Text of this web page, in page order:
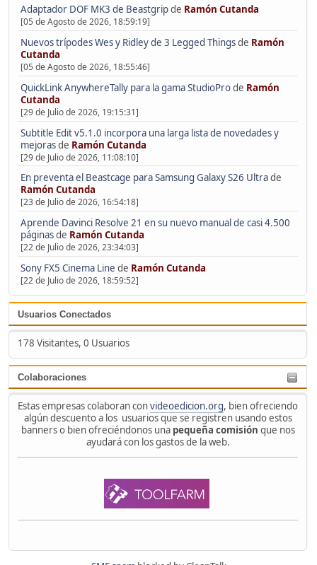
Adaptador DOF MK3 de Beastgripde Ramón Cutanda
[05 de Agosto de 2026, 18:59:19]
Nuevos trípodes Wes y Ridley de 3 Legged Thingsde Ramón
Cutanda
[05 de Agosto de 2026, 18:55:46]
QuickLink AnywhereTally para la gama StudioProde Ramón
Cutanda
[29 de Julio de 2026, 19:15:31]
Subtitle Edit v5.1.0 incorpora una larga lista de novedades y
mejorasde Ramón Cutanda
[29 de Julio de 2026, 11:08:10]
En preventa el Beastcage para Samsung Galaxy S26 Ultrade
Ramón Cutanda
[23 de Julio de 2026, 16:54:18]
Aprende Davinci Resolve 21 en su nuevo manual de casi 4.500
páginasde Ramón Cutanda
[22 de Julio de 2026, 23:34:03]
Sony FX5 Cinema Line de Ramón Cutanda
[22 de Julio de 2026, 18:59:52]
Usuarios Conectados
178 Visitantes, 0 Usuarios
Colaboraciones
Estas empresas colaboran convideoedicion.org, bien ofreciendo
algún descuento a los usuarios que se registren usando estos
banners o bien ofreciéndonos una pequeña comisión que nos
ayudará con los gastos de la web.